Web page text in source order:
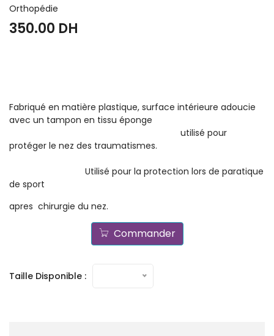
Orthopédie
350.00 DH
Fabriqué en matière plastique, surface intérieure adoucie
avec un tampon en tissu éponge
utilisé pour
protéger le nez des traumatismes.
Utilisé pour la protection lors de paratique
de sport
apres chirurgie du nez.
Commander
Taille Disponible :